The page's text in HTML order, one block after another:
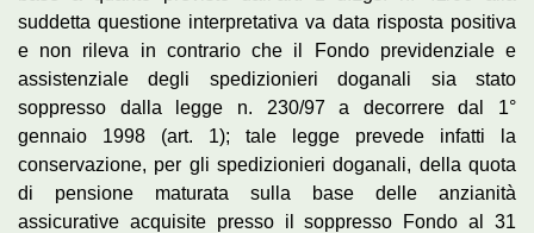
suddetta questione interpretativa va data risposta positiva
e non rileva in contrario che il Fondo previdenziale e
assistenziale degli spedizionieri doganali sia stato
soppresso dalla legge n. 230/97 a decorrere dal 1°
gennaio 1998 (art. 1); tale legge prevede infatti la
conservazione, per gli spedizionieri doganali, della quota
di pensione maturata sulla base delle anzianità
assicurative acquisite presso il soppresso Fondo al 31